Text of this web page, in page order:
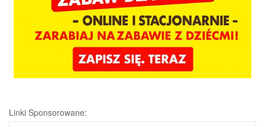
Linki Sponsorowane: